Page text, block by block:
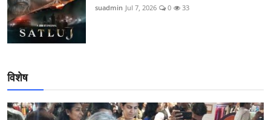
suadmin Jul 7, 2026 0 33
विशेष